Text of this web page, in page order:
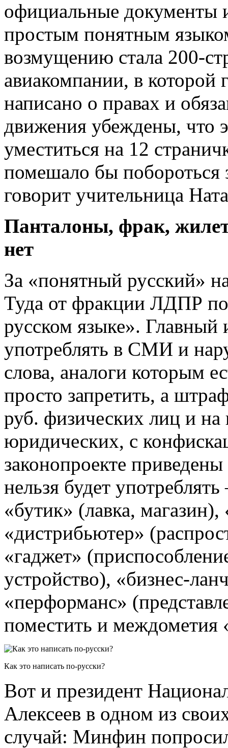
официальные документы
простым понятным
возмущению стала 200­-
авиакомпании, в
написано о правах и
движения убеждены, что
уместиться на 1­2
помешало бы
говорит учительница
Панталоны, фрак,
нет
За «понятный русский»
Туда от фракции ЛДПР
русском языке».
употреблять в СМИ и
слова, аналоги которым
просто запретить, а
руб. физических лиц и
юридических, с
законопроекте
нельзя будет
«бутик» (лавка,
«дистрибьютер»
«гаджет»
устройство), «бизнес­-
«перформанс»
поместить и междометия
Как это написать по-русски?
Вот и президент
Алексеев в одном из
случай: Минфин